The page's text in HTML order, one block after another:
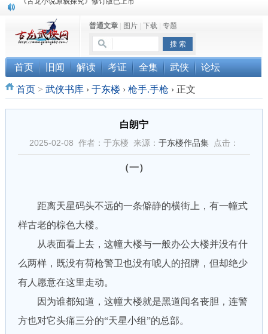
“武侠书库”查缺补漏活动圆满结束
普通文章| 图片| 下载| 专题
首页 旧闻 解读 考证 全集 武侠 论坛
首页> 武侠书库 › 于东楼 › 枪手.手枪 ›正文
白朗宁
2025-02-08 作者：于东楼 来源： 于东楼作品集点击：
（一）
距离天星码头不远的一条僻静的横街上，有一幢式
样古老的棕色大楼。
从表面看上去，这幢大楼与一般办公大楼并没有什
么两样，既没有荷枪警卫也没有唬人的招牌，但却绝少
有人愿意在这里走动。
因为谁都知道，这幢大楼就是黑道闻名丧胆，连警
方也对它头痛三分的“天星小组”的总部。